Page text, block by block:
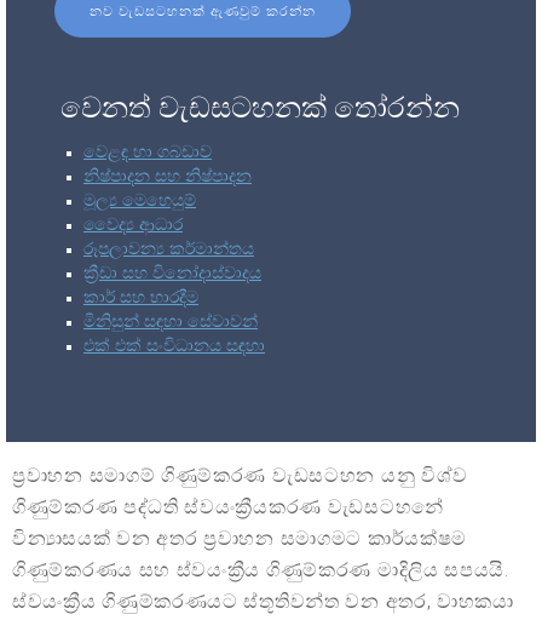
නව වැඩසටහනක් ඇණවුම් කරන්න
වෙනත් වැඩසටහනක් තෝරන්න
වෙළඳ හා ගබඩාව
නිෂ්පාදන සහ නිෂ්පාදන
මූල්‍ය මෙහෙයුම්
වෛද්‍ය ආධාර
රූපලාවන්‍ය කර්මාන්තය
ක්‍රීඩා සහ විනෝදාස්වාදය
කාර් සහ භාරදීම
මිනිසුන් සඳහා සේවාවන්
එක් එක් සංවිධානය සඳහා
ප්‍රවාහන සමාගම් ගිණුම්කරණ වැඩසටහන යනු විශ්ව
ගිණුම්කරණ පද්ධති ස්වයංක්‍රීයකරණ වැඩසටහනේ
වින්‍යාසයක් වන අතර ප්‍රවාහන සමාගමට කාර්යක්ෂම
ගිණුම්කරණය සහ ස්වයංක්‍රීය ගිණුම්කරණ මාදිලිය සපයයි.
ස්වයංක්‍රීය ගිණුම්කරණයට ස්තූතිවන්ත වන අතර, වාහකයා